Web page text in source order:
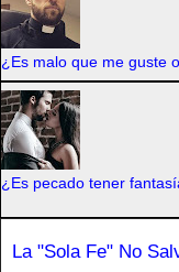
¿Es malo que me guste
¿Es pecado tener
La "Sola Fe" No